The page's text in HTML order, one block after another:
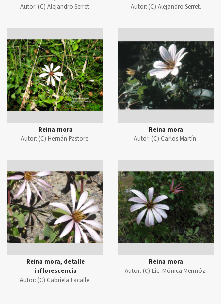
Autor: (C) Alejandro Serret.
Autor: (C) Alejandro Serret.
Reina mora
Autor: (C) Hernán Pastore.
Reina mora
Autor: (C) Carlos Martín.
Reina mora, detalle
inflorescencia
Autor: (C) Gabriela Lacalle.
Reina mora
Autor: (C) Lic. Mónica Mermóz.